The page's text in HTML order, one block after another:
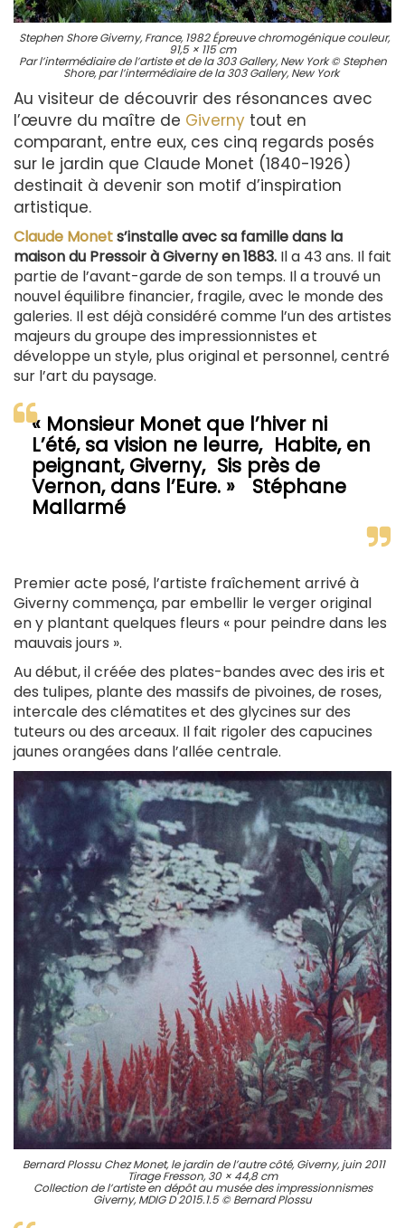
Stephen Shore Giverny, France, 1982 Épreuve chromogénique couleur,
91,5 × 115 cm
Par l’intermédiaire de l’artiste et de la 303 Gallery, New York © Stephen
Shore, par l’intermédiaire de la 303 Gallery, New York
Au visiteur de découvrir des résonances avec
l’œuvre du maître de Giverny tout en
comparant, entre eux, ces cinq regards posés
sur le jardin que Claude Monet (1840-1926)
destinait à devenir son motif d’inspiration
artistique.
Claude Monets’installe avec sa famille dans la
maison du Pressoir à Giverny en 1883. Il a 43 ans. Il fait
partie de l’avant-garde de son temps. Il a trouvé un
nouvel équilibre financier, fragile, avec le monde des
galeries. Il est déjà considéré comme l’un des artistes
majeurs du groupe des impressionnistes et
développe un style, plus original et personnel, centré
sur l’art du paysage.
« Monsieur Monet que l’hiver ni
L’été, sa vision ne leurre, Habite, en
peignant, Giverny, Sis près de
Vernon, dans l’Eure. » Stéphane
Mallarmé
Premier acte posé, l’artiste fraîchement arrivé à
Giverny commença, par embellir le verger original
en y plantant quelques fleurs « pour peindre dans les
mauvais jours ».
Au début, il créée des plates-bandes avec des iris et
des tulipes, plante des massifs de pivoines, de roses,
intercale des clématites et des glycines sur des
tuteurs ou des arceaux. Il fait rigoler des capucines
jaunes orangées dans l’allée centrale.
Bernard Plossu Chez Monet, le jardin de l’autre côté, Giverny, juin 2011
Tirage Fresson, 30 × 44,8 cm
Collection de l’artiste en dépôt au musée des impressionnismes
Giverny, MDIG D 2015.1.5 © Bernard Plossu